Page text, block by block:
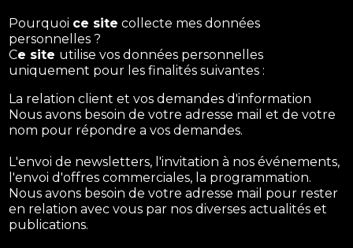
Pourquoi ce site collecte mes données
personnelles ?
Ce site utilise vos données personnelles
uniquement pour les finalités suivantes :
La relation client et vos demandes d'information
Nous avons besoin de votre adresse mail et de votre
nom pour répondre a vos demandes.
L'envoi de newsletters, l'invitation à nos événements,
l'envoi d'offres commerciales, la programmation.
Nous avons besoin de votre adresse mail pour rester
en relation avec vous par nos diverses actualités et
publications.